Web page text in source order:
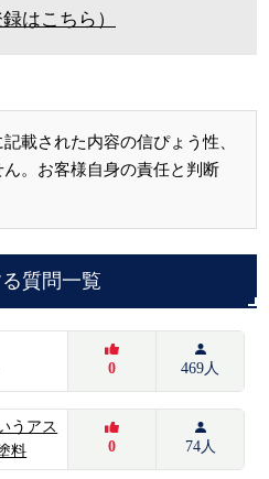
録はこちら）
載された内容の信ぴょう性、
。お客様自身の責任と判断
質問一覧
0 469人
うアス
料
0 74人